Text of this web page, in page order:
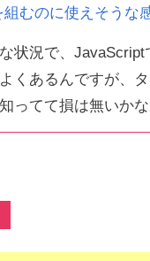
むのに使えそうな
状況で、
くあるんですが、
ってて損は無いかな